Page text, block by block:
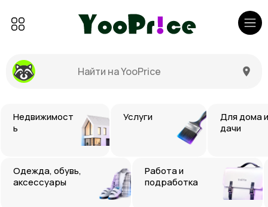
Недвижимост
ь
Услуги
Для дома и
дачи
Одежда, обувь,
аксессуары
Работа и
подработка